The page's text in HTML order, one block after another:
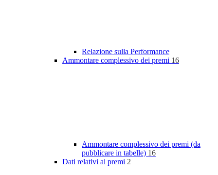
Relazione sulla Performance
Ammontare complessivo dei premi 16
Ammontare complessivo dei premi (da
pubblicare in tabelle) 16
Dati relativi ai premi 2